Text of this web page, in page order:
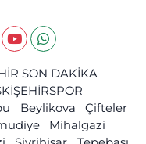
SON DAKİKA
Beylikova
Çifteler
Mihalgazi